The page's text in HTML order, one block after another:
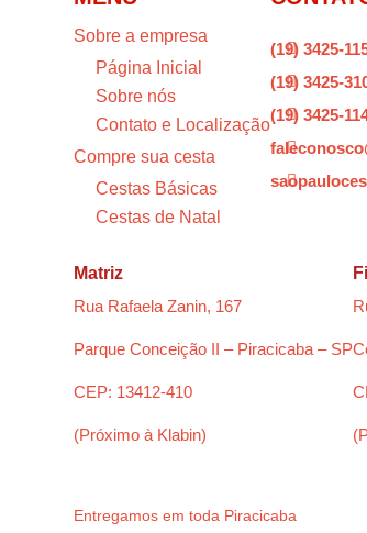
Sobre a empresa
Página Inicial
Sobre nós
Contato e Localização
Compre sua cesta
Cestas Básicas
Cestas de Natal

(19) 3425-

(19) 3425-

(19) 3425-


Matriz
Rua Rafaela Zanin, 167
Parque Conceição II – Piracicaba – SP
CEP: 13412-410
(Próximo à Klabin)
Entregamos em toda Piracicaba